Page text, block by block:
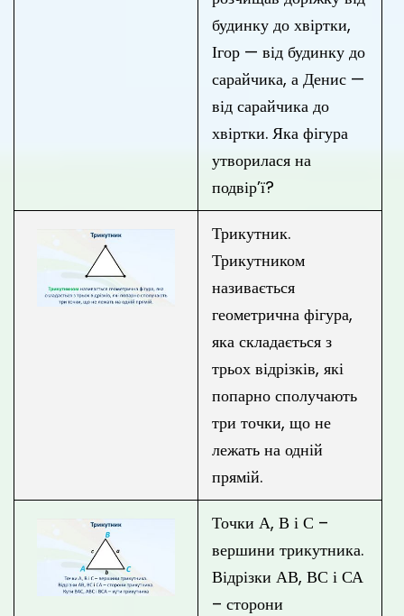
будинку до хвіртки,
Ігор — від будинку до
сарайчика, а Денис —
від сарайчика до
хвіртки. Яка фігура
утворилася на
подвір’ї?
Трикутник.
Трикутником
називається
геометрична фігура,
яка складається з
трьох відрізків, які
попарно сполучають
три точки, що не
лежать на одній
прямій.
Точки А, В і С –
вершини трикутника.
Відрізки АВ, ВС і СА
– сторони